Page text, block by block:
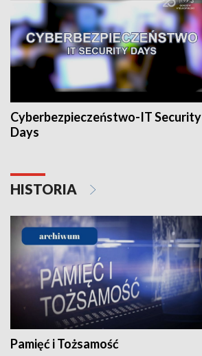
Cyberbezpieczeństwo-IT Security
Days
HISTORIA
Pamięć i Tożsamość